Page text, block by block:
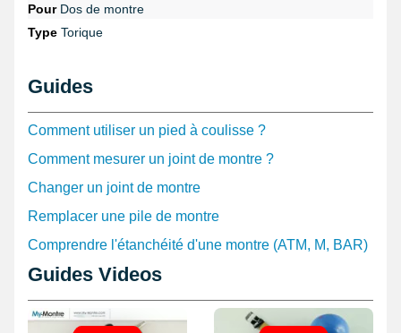
PourDos de montre
Type Torique
Guides
Comment utiliser un pied à coulisse ?
Comment mesurer un joint de montre ?
Changer un joint de montre
Remplacer une pile de montre
Comprendre l'étanchéité d'une montre (ATM, M, BAR)
Guides Videos